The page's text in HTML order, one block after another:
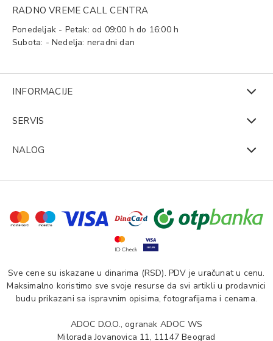
RADNO VREME CALL CENTRA
Ponedeljak - Petak: od 09:00 h do 16:00 h
Subota: - Nedelja: neradni dan
INFORMACIJE
SERVIS
NALOG
Sve cene su iskazane u dinarima (RSD). PDV je uračunat u cenu.
Maksimalno koristimo sve svoje resurse da svi artikli u prodavnici
budu prikazani sa ispravnim opisima, fotografijama i cenama.
ADOC D.O.O., ogranak ADOC WS
Milorada Jovanovica 11, 11147 Beograd